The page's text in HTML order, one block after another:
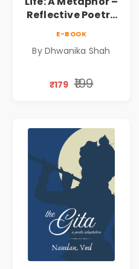
Reflective Poetry
Silence & Self-
Journey Through
Dhwanika Shah
E-BOOK
By Dhwanika Shah
₹179 ₹199